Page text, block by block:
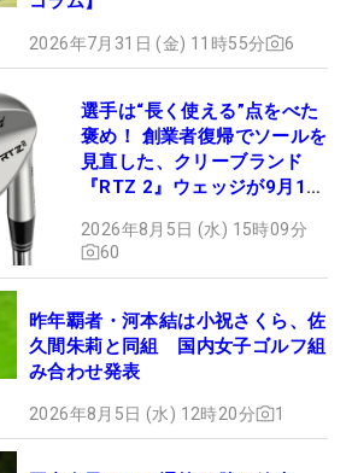
2026年7月31日 (金) 11時55分 6
選手は“長く使える”点をべた
褒め！ 創業者復帰でソールを
見直した、クリーブランド
『RTZ 2』ウェッジが9月12
2026年8月5日 (水) 15時09分
60
昨年覇者・河本結は小祝さくら、佐
久間朱莉と同組 国内女子ゴルフ組
み合わせ発表
2026年8月5日 (水) 12時20分 1